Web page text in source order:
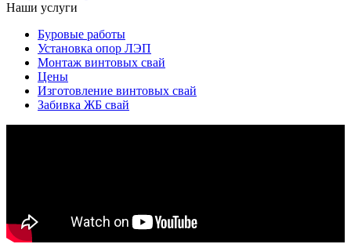
Наши услуги
Буровые работы
Установка опор ЛЭП
Монтаж винтовых свай
Цены
Изготовление винтовых свай
Забивка ЖБ свай